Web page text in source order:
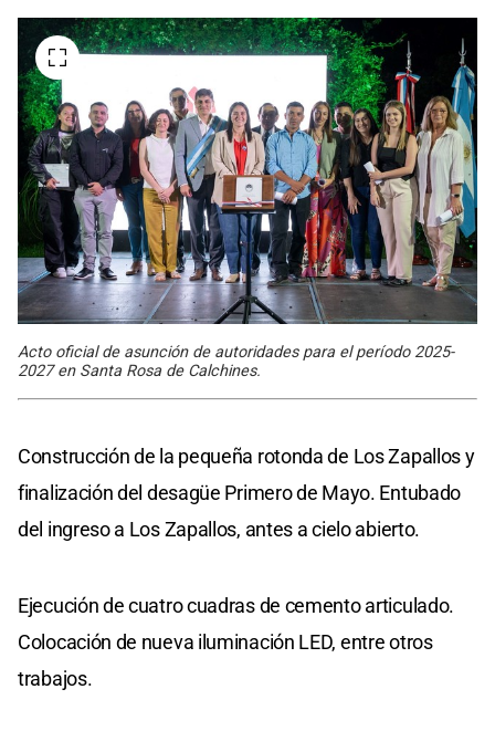
Acto oficial de asunción de autoridades para el período 2025-
2027 en Santa Rosa de Calchines.
Construcción de la pequeña rotonda de Los Zapallos y
finalización del desagüe Primero de Mayo. Entubado
del ingreso a Los Zapallos, antes a cielo abierto.
Ejecución de cuatro cuadras de cemento articulado.
Colocación de nueva iluminación LED, entre otros
trabajos.